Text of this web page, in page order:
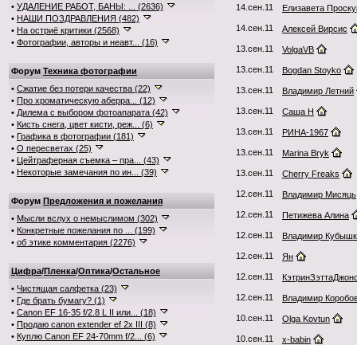
• УДАЛЕНИЕ РАБОТ, БАНЫ: ... (2636)
• НАШИ ПОЗДРАВЛЕНИЯ (482)
• На остриё критики (2568)
• Фотографии, авторы и неавт... (16)
Форум Техника фотографии
• Сжатие без потери качества (22)
• Про хроматическую аберра... (12)
• Дилема с выбором фотоапарата (42)
• Кисть снега, цвет кисти, реж... (6)
• Графика в фотографии (181)
• О пересветах (25)
• Цейтраферная съемка – пра... (43)
• Некоторые замечания по ин... (39)
Форум Предложения и пожелания
• Мысли вслух о немыслимом (302)
• Конкретные пожелания по ... (199)
• об этике комментария (2276)
Цифра/Пленка/Оптика/Остальное
• Чистящая салфетка (23)
• Где брать бумагу? (1)
• Canon EF 16-35 f/2.8 L II или... (18)
• Продаю canon extender ef 2x III (8)
• Куплю Canon EF 24-70mm f/2... (6)
14.сен.11 Елизавета
14.сен.11 Алексей Вирсис
13.сен.11 VolgaVB
13.сен.11 Bogdan Stoyko
13.сен.11 Владимир Летний
13.сен.11 Саша Н
13.сен.11 РИНА-1967
13.сен.11 Marina Bryk
13.сен.11 Cherry Freaks
12.сен.11 Владимир Мисяць
12.сен.11 Петижева Алина
12.сен.11 Владимир
12.сен.11 Ян
12.сен.11
12.сен.11 Владимир
10.сен.11 Olga Kovtun
10.сен.11 x-babin